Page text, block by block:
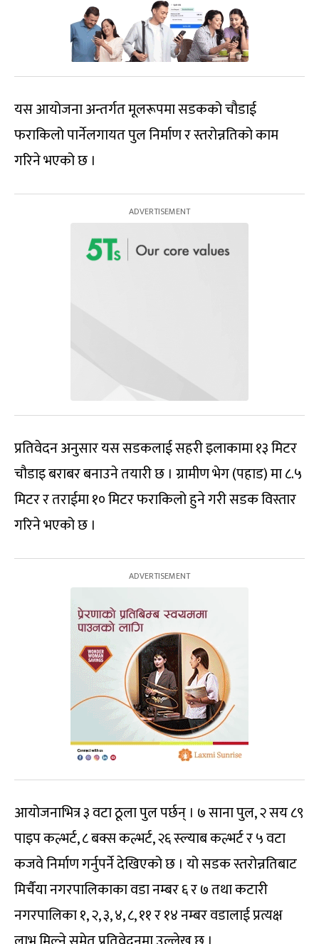
यस आयोजना अन्तर्गत मूलरूपमा सडकको चौडाई
फराकिलो पार्नेलगायत पुल निर्माण र स्तरोन्नतिको काम
गरिने भएको छ ।
प्रतिवेदन अनुसार यस सडकलाई सहरी इलाकामा १३ मिटर
चौडाइ बराबर बनाउने तयारी छ । ग्रामीण भेग (पहाड) मा ८.५
मिटर र तराईमा १० मिटर फराकिलो हुने गरी सडक विस्तार
गरिने भएको छ ।
आयोजनाभित्र ३ वटा ठूला पुल पर्छन् । ७ साना पुल, २ सय ८९
पाइप कल्भर्ट, ८ बक्स कल्भर्ट, २६ स्ल्याब कल्भर्ट र ५ वटा
कजवे निर्माण गर्नुपर्ने देखिएको छ । यो सडक स्तरोन्नतिबाट
मिर्चैया नगरपालिकाका वडा नम्बर ६ र ७ तथा कटारी
नगरपालिका १, २, ३, ४, ८, ११ र १४ नम्बर वडालाई प्रत्यक्ष